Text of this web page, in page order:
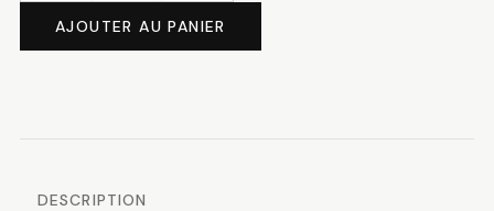
Montagne
des
AJOUTER AU PANIER
DESCRIPTION